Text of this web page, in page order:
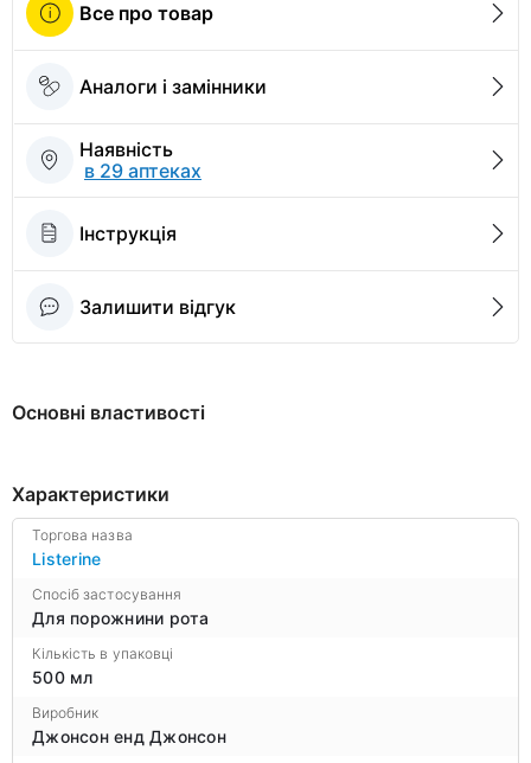
Все про товар
Аналоги і замінники
Наявність
в 29 аптеках
Інструкція
Залишити відгук
Основні властивості
Характеристики
Торгова назва
Listerine
Спосіб застосування
Для порожнини рота
Кількість в упаковці
500 мл
Виробник
Джонсон енд Джонсон